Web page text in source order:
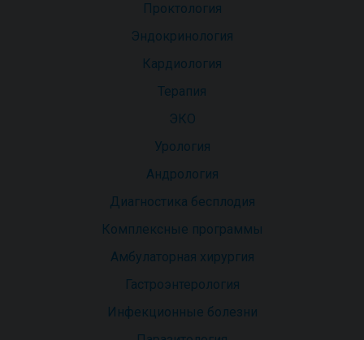
Проктология
Эндокринология
Кардиология
Терапия
ЭКО
Урология
Андрология
Диагностика бесплодия
Комплексные программы
Амбулаторная хирургия
Гастроэнтерология
Инфекционные болезни